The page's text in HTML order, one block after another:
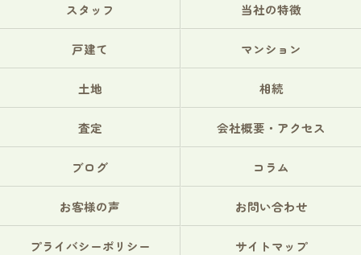
スタッフ 当社の特徴
戸建て マンション
土地 相続
査定 会社概要・アクセス
ブログ コラム
お客様の声 お問い合わせ
プライバシーポリシー サイトマップ